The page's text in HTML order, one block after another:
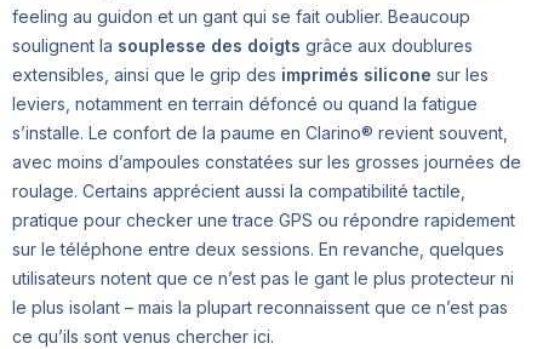
feeling au guidon et un gant qui se fait oublier. Beaucoup
soulignent la souplesse des doigts grâce aux doublures
extensibles, ainsi que le grip des imprimés silicone sur les
leviers, notamment en terrain défoncé ou quand la fatigue
s’installe. Le confort de la paume en Clarino® revient souvent,
avec moins d’ampoules constatées sur les grosses journées de
roulage. Certains apprécient aussi la compatibilité tactile,
pratique pour checker une trace GPS ou répondre rapidement
sur le téléphone entre deux sessions. En revanche, quelques
utilisateurs notent que ce n’est pas le gant le plus protecteur ni
le plus isolant – mais la plupart reconnaissent que ce n’est pas
ce qu’ils sont venus chercher ici.